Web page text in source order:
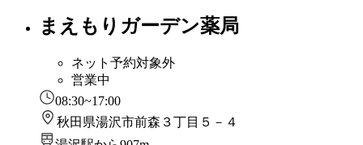
まえもりガーデン薬局
ネット予約対象外
営業中
08:30~17:00
秋田県湯沢市前森３丁目５－４